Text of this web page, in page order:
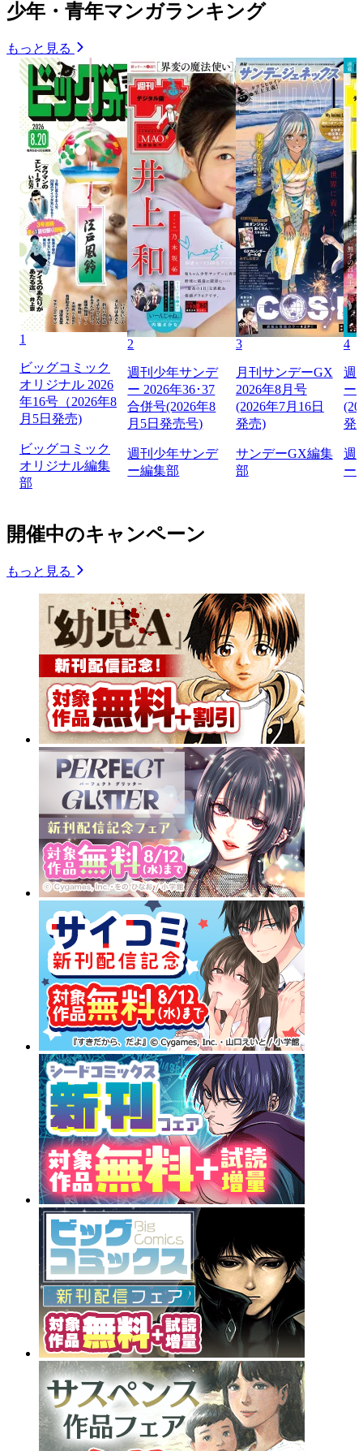
少年・青年マンガランキング
もっと見る
1
ビッグコミック
オリジナル 2026
年16号（2026年8
月5日発売)
ビッグコミック
オリジナル編集
部
2
週刊少年サンデ
ー 2026年36･37
合併号(2026年8
月5日発売号)
週刊少年サンデ
ー編集部
3
月刊サンデーGX
2026年8月号
(2026年7月16日
発売)
サンデーGX編集
部
4
週
ー
発
週
ー
開催中のキャンペーン
もっと見る